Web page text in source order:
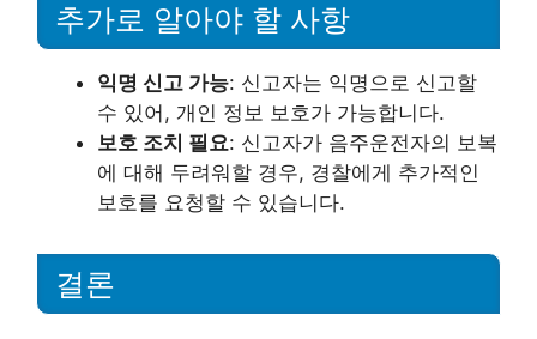
추가로 알아야 할 사항
익명 신고 가능: 신고자는 익명으로 신고할
수 있어, 개인 정보 보호가 가능합니다.
보호 조치 필요: 신고자가 음주운전자의 보복
에 대해 두려워할 경우, 경찰에게 추가적인
보호를 요청할 수 있습니다.
결론